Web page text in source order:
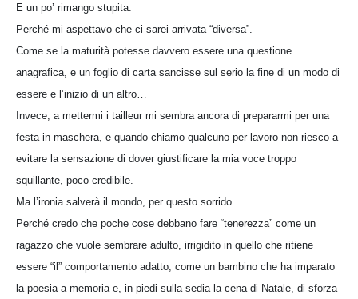
E un po’ rimango stupita.
Perché mi aspettavo che ci sarei arrivata “diversa”.
Come se la maturità potesse davvero essere una questione
anagrafica, e un foglio di carta sancisse sul serio la fine di un modo di
essere e l’inizio di un altro…
Invece, a mettermi i tailleur mi sembra ancora di prepararmi per una
festa in maschera, e quando chiamo qualcuno per lavoro non riesco a
evitare la sensazione di dover giustificare la mia voce troppo
squillante, poco credibile.
Ma l’ironia salverà il mondo, per questo sorrido.
Perché credo che poche cose debbano fare “tenerezza” come un
ragazzo che vuole sembrare adulto, irrigidito in quello che ritiene
essere “il” comportamento adatto, come un bambino che ha imparato
la poesia a memoria e, in piedi sulla sedia la cena di Natale, di sforza